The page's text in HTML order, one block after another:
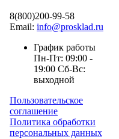
8(800)200-99-58
Email: info@prosklad.ru
График работы
Пн-Пт: 09:00 -
19:00 Сб-Вс:
выходной
Пользовательское
соглашение
Политика обработки
персональных данных